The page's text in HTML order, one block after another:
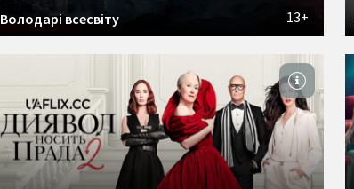
13+
Володарі всесвіту